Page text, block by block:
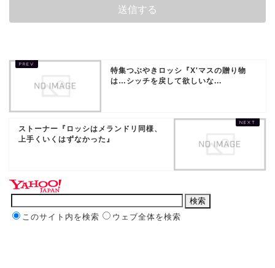
特集つぶやきロッシ『X'マスの贈り物
は…シッチを戻して欲しいな...
ストーナー『ロッシはメランドリ同様、
上手くいくはずなかった』
このサイト内を検索 ウェブ全体を検索